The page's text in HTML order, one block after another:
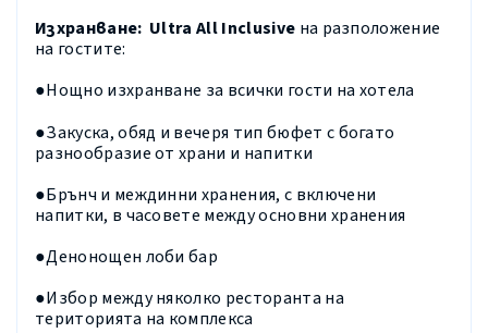
Изхранване: Ultra All Inclusive на разположение
на гостите:
●Нощно изхранване за всички гости на хотела
●Закуска, обяд и вечеря тип бюфет с богато
разнообразие от храни и напитки
●Брънч и междинни хранения, с включени
напитки, в часовете между основни хранения
●Денонощен лоби бар
●Избор между няколко ресторанта на
територията на комплекса